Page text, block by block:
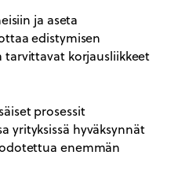
ja aseta
edistymisen
tarvittavat korjausliikkeet
prosessit
yrityksissä hyväksynnät
enemmän